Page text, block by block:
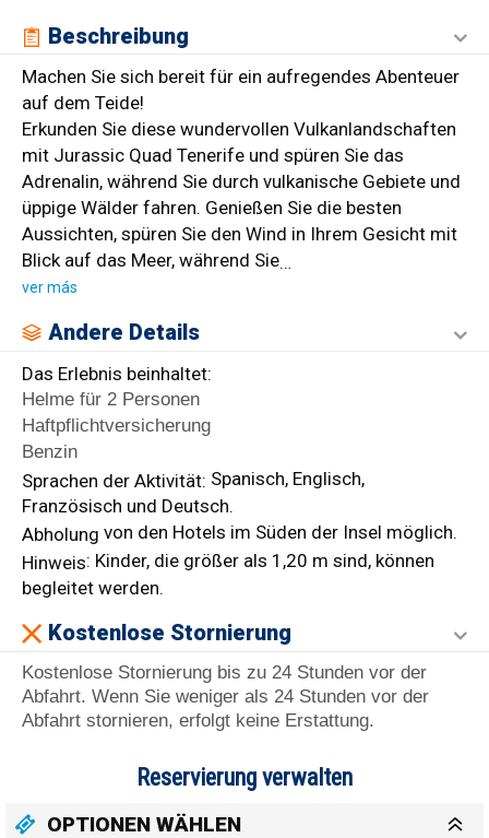
Beschreibung
Machen Sie sich bereit für ein aufregendes Abenteuer
auf dem Teide!
Erkunden Sie diese wundervollen Vulkanlandschaften
mit Jurassic Quad Tenerife und spüren Sie das
Adrenalin, während Sie durch vulkanische Gebiete und
üppige Wälder fahren. Genießen Sie die besten
Aussichten, spüren Sie den Wind in Ihrem Gesicht mit
Blick auf das Meer, während Sie…
ver más
Andere Details
Das Erlebnis beinhaltet:
Helme für 2 Personen
Haftpflichtversicherung
Benzin
Sprachen der Aktivität: Spanisch, Englisch,
Französisch und Deutsch.
Abholung von den Hotels im Süden der Insel möglich.
Hinweis: Kinder, die größer als 1,20 m sind, können
begleitet werden.
Kostenlose Stornierung
Kostenlose Stornierung bis zu 24 Stunden vor der
Abfahrt. Wenn Sie weniger als 24 Stunden vor der
Abfahrt stornieren, erfolgt keine Erstattung.
Reservierung verwalten
OPTIONEN WÄHLEN